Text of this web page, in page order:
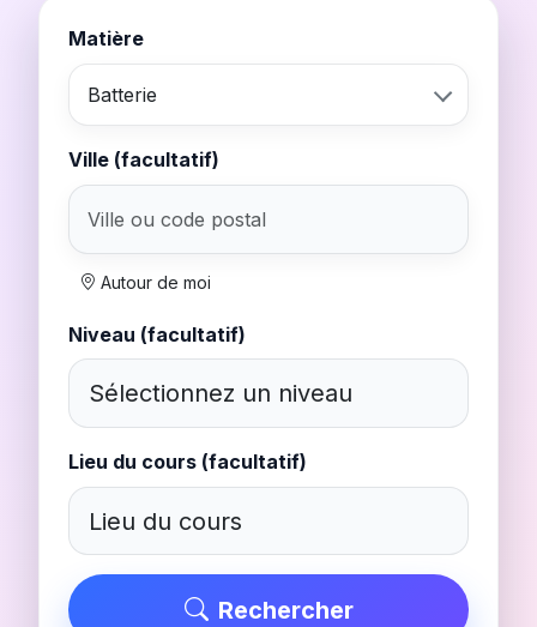
Matière
Batterie
Ville (facultatif)
Autour de moi
Niveau (facultatif)
Lieu du cours (facultatif)
Rechercher